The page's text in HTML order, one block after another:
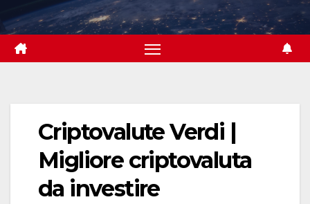
to
content
Criptovalute Verdi |
Migliore criptovaluta
da investire